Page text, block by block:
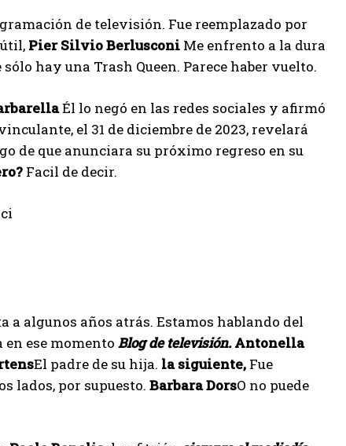
de televisión. Fue reemplazado por
Pier Silvio Berlusconi Me enfrento a la dura
hay una Trash Queen. Parece haber vuelto.
Él lo negó en las redes sociales y afirmó
el 31 de diciembre de 2023, revelará
de que anunciara su próximo regreso en su
Facil de decir.
a algunos años atrás. Estamos hablando del
ese momento Blog de televisión. Antonella
El padre de su hija. la siguiente, Fue
lados, por supuesto. Barbara DorsO no puede